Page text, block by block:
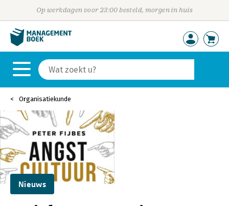
Op werkdagen voor 23:00 besteld, morgen in huis
Organisatiekunde
Nieuws